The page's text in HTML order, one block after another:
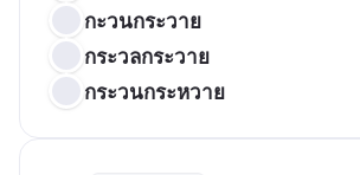
กะวนกระวาย
กระวลกระวาย
กระวนกระหวาย